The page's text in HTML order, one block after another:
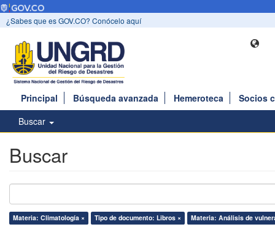
¿Sabes que es GOV.CO? Conócelo aquí
Principal Búsqueda avanzada Hemeroteca
Socios
Buscar
Buscar
Materia: Climatología × Tipo de documento: Libros × Materia: Análisis de